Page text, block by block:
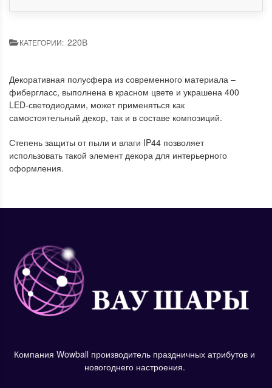
КАТЕГОРИИ: 220В
Декоративная полусфера из современного материала –
фибергласс, выполнена в красном цвете и украшена 400
LED-светодиодами, может применяться как
самостоятельный декор, так и в составе композиций.
Степень защиты от пыли и влаги IP44 позволяет
использовать такой элемент декора для интерьерного
оформления.
Компания Wowball производитель праздничных атрибутов и
новогоднего настроения.